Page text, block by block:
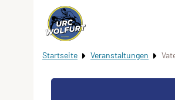
Startseite Veranstaltungen